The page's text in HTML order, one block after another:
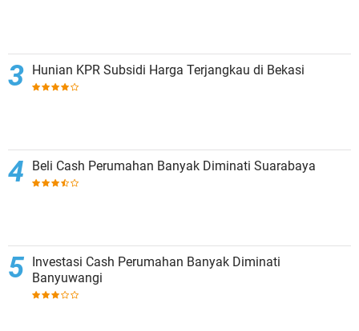
Hunian KPR Subsidi Harga Terjangkau di Bekasi
Beli Cash Perumahan Banyak Diminati Suarabaya
Investasi Cash Perumahan Banyak Diminati
Banyuwangi